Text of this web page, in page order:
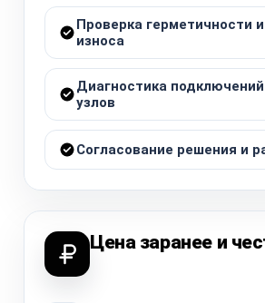
Проверка герметичности
износа
Диагностика
узлов
Согласование решения и
Цена заранее и